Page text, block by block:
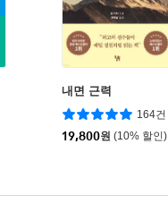
내면 근력
164건
19,800원 (10% 할인)